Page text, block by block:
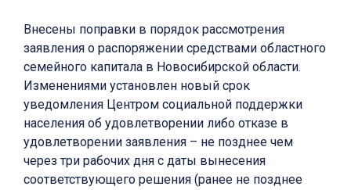
Внесены поправки в порядок рассмотрения
заявления о распоряжении средствами областного
семейного капитала в Новосибирской области.
Изменениями установлен новый срок
уведомления Центром социальной поддержки
населения об удовлетворении либо отказе в
удовлетворении заявления – не позднее чем
через три рабочих дня с даты вынесения
соответствующего решения (ранее не позднее